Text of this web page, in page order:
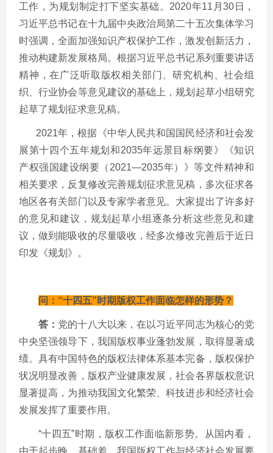
工作，为规划制定打下坚实基础。 2020年11 月30 日，
习近平总书记在十九届中央政治局第二十五次集体学习
时强调，全面加强知识产权保护工作，激发创新活力，
推动构建新发展格局。根据习近平总书记系列重要讲话
精神，在广泛听取版权相关部门、研究机构、社会组
织、行业协会等意见建议的基础上，规划起草小组研究
起草了规划征求意见稿。
2021年，根据《中华人民共和国国民经济和社会发
展第十四个五年规划和2035年远景目标纲要》《知识
产权强国建设纲要（ 2021—2035年）》等文件精神和
相关要求，反复修改完善规划征求意见稿，多次征求各
地区各有关部门以及专家学者意见。大家提出了许多好
的意见和建议，规划起草小组逐条分析这些意见和建
议，做到能吸收的尽量吸收，经多次修改完善后于近日
印发《规划》。
问：“十四五”时期版权工作面临怎样的形势？
答： 党的十八大以来，在以习近平同志为核心的党
中央坚强领导下，我国版权事业蓬勃发展，取得显著成
绩。具有中国特色的版权法律体系基本完备，版权保护
状况明显改善，版权产业健康发展，社会各界版权意识
显著提高，为推动我国文化繁荣、科技进步和经济社会
发展发挥了重要作用。
“十四五”时期，版权工作面临新形势。从国内看，
由于起步晚、基础差，我国版权工作与经济社会发展要